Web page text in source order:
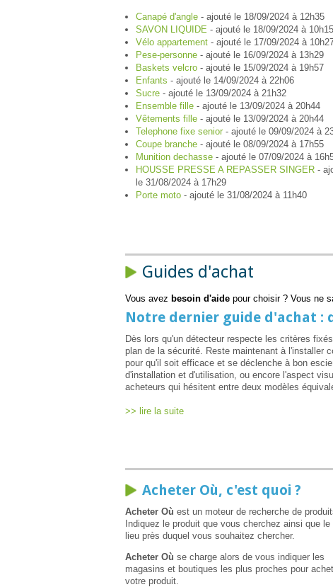
Canapé d'angle - ajouté le 18/09/2024 à 12h35
SAVON LIQUIDE - ajouté le 18/09/2024 à 10h15
Vélo appartement - ajouté le 17/09/2024 à
Pese-personne - ajouté le 16/09/2024 à 13h29
Baskets velcro - ajouté le 15/09/2024 à 19h57
Enfants - ajouté le 14/09/2024 à 22h06
Sucre - ajouté le 13/09/2024 à 21h32
Ensemble fille - ajouté le 13/09/2024 à 20h44
Vêtements fille - ajouté le 13/09/2024 à 20h44
Telephone fixe senior - ajouté le 09/09/2024 à
Coupe branche - ajouté le 08/09/2024 à 17h55
Munition dechasse - ajouté le 07/09/2024 à
HOUSSE PRESSE A REPASSER SINGER -
le 31/08/2024 à 17h29
Porte moto - ajouté le 31/08/2024 à 11h40
Guides d'achat
Vous avez besoin d'aide pour choisir ? Vous ne
Notre dernier guide d'achat :
Dès lors qu'un détecteur respecte les critères
plan de la sécurité. Reste maintenant à l'installer
pour qu'il soit efficace et se déclenche à bon
d'installation et d'utilisation, ou encore l'aspect
acheteurs qui hésitent entre deux modèles
>> lire la suite
Acheter Où, c'est quoi ?
Acheter Où est un moteur de recherche de
Indiquez le produit que vous cherchez ainsi que le
lieu près duquel vous souhaitez chercher.
Acheter Où se charge alors de vous indiquer les
magasins et boutiques les plus proches pour
votre produit.